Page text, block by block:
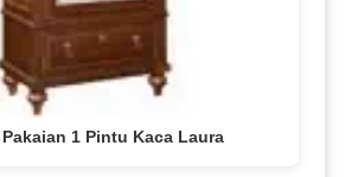
1 Pintu Kaca Laura